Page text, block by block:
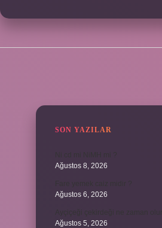
SON YAZILAR
Ağustos 8, 2026
Ağustos 6, 2026
Ağustos 5, 2026